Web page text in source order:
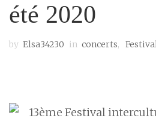
été 2020
by Elsa34230 in concerts,